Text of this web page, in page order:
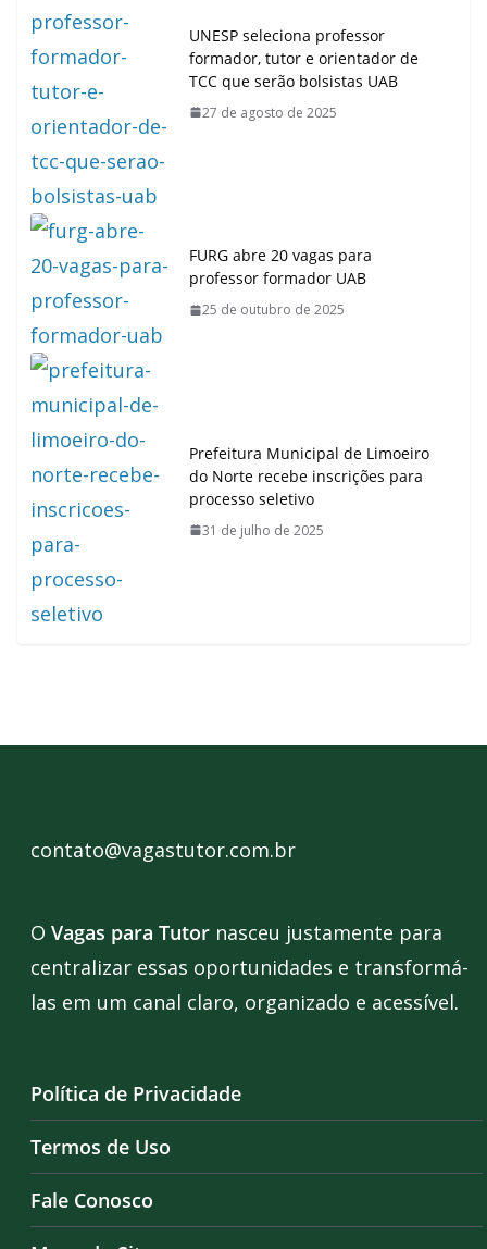
UNESP seleciona professor
formador, tutor e orientador de
TCC que serão bolsistas UAB
27 de agosto de 2025
FURG abre 20 vagas para
professor formador UAB
25 de outubro de 2025
Prefeitura Municipal de Limoeiro
do Norte recebe inscrições para
processo seletivo
31 de julho de 2025
contato@vagastutor.com.br
O Vagas para Tutor nasceu justamente para
centralizar essas oportunidades e transformá-
las em um canal claro, organizado e acessível.
Política de Privacidade
Termos de Uso
Fale Conosco